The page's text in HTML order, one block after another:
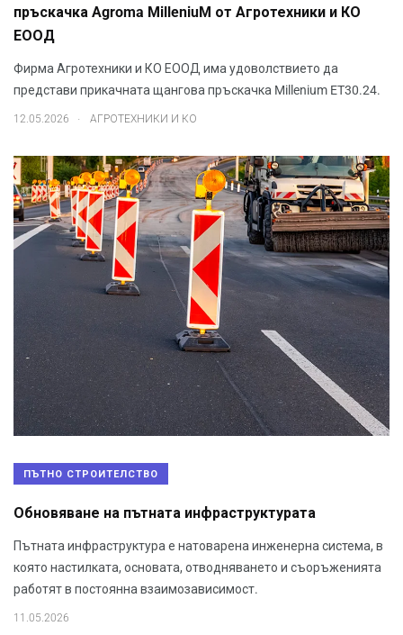
пръскачка Agroma MilleniuM от Агротехники и КО
ЕООД
Фирма Агротехники и КО ЕООД има удоволствието да
представи прикачната щангова пръскачка Millenium ET30.24.
12.05.2026 . АГРОТЕХНИКИ И КО
ПЪТНО СТРОИТЕЛСТВО
Обновяване на пътната инфраструктурата
Пътната инфраструктура е натоварена инженерна система, в
която настилката, основата, отводняването и съоръженията
работят в постоянна взаимозависимост.
11.05.2026